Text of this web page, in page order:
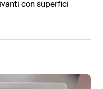
con superfici